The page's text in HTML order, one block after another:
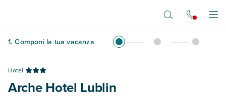
1. Componi la tua vacanza
Hotel
Arche Hotel Lublin